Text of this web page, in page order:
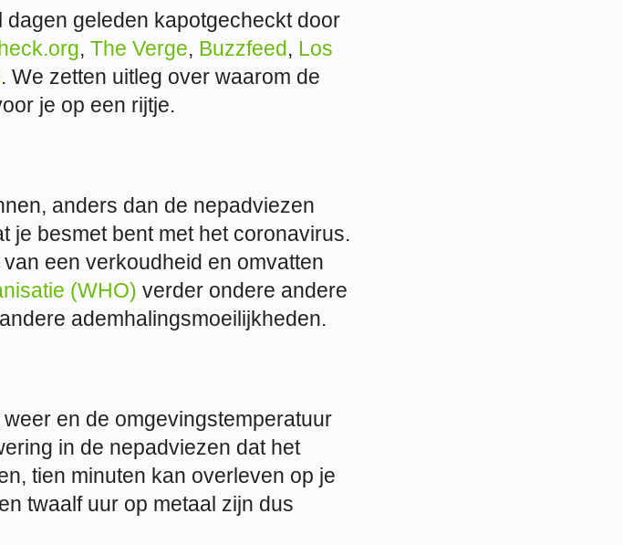
geleden kapotgecheckt door
, The Verge, Buzzfeed, Los
. We zetten uitleg over waarom de
je op een rijtje.
anders dan de nepadviezen
je besmet bent met het coronavirus.
een verkoudheid en omvatten
(WHO) verder ondere andere
ademhalingsmoeilijkheden.
weer en de omgevingstemperatuur
in de nepadviezen dat het
tien minuten kan overleven op je
twaalf uur op metaal zijn dus